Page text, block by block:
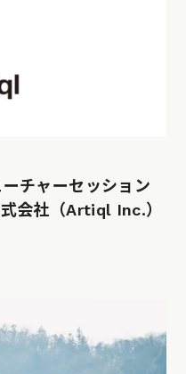
ーチャーセッション
会社（Artiql Inc.）